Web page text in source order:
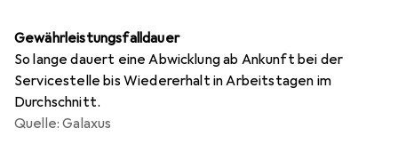
Gewährleistungsfalldauer
So lange dauert eine Abwicklung ab Ankunft bei der
Servicestelle bis Wiedererhalt in Arbeitstagen im
Durchschnitt.
Quelle: Galaxus